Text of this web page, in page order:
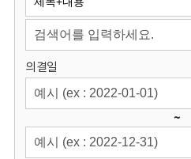
회
의결일
~